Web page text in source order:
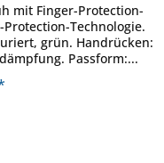
mit Finger-Protection-
Technologie.
grün. Handrücken:
Passform:...